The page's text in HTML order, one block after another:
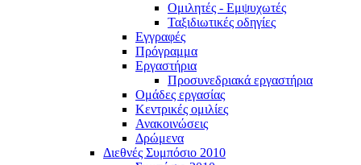
Ομιλητές - Εμψυχωτές
Ταξιδιωτικές οδηγίες
Εγγραφές
Πρόγραμμα
Εργαστήρια
Προσυνεδριακά εργαστήρια
Ομάδες εργασίας
Κεντρικές ομιλίες
Ανακοινώσεις
Δρώμενα
Διεθνές Συμπόσιο 2010